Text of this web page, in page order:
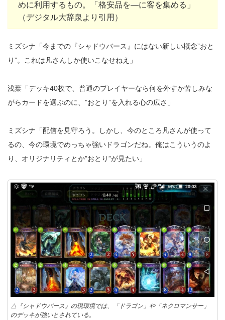
めに利用するもの。「格安品を―に客を集める」
（デジタル大辞泉より引用）
ミズシナ「今までの『シャドウバース』にはない新しい概念”おと
り”。これは凡さんしか使いこなせねえ」
浅葉「デッキ40枚で、普通のプレイヤーなら何を外すか苦しみな
がらカードを選ぶのに、”おとり”を入れる心の広さ」
ミズシナ「配信を見守ろう。しかし、今のところ凡さんが使って
るの、今の環境でめっちゃ強いドラゴンだね。俺はこういうのよ
り、オリジナリティとか”おとり”が見たい」
△『シャドウバース』の現環境では、「ドラゴン」や「ネクロマンサー」
のデッキが強いとされている。